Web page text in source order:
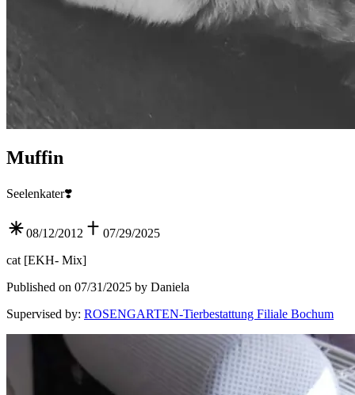
Muffin
Seelenkater❣️
08/12/2012
07/29/2025
cat [EKH- Mix]
Published on 07/31/2025 by Daniela
Supervised by: ROSENGARTEN-Tierbestattung Filiale Bochum